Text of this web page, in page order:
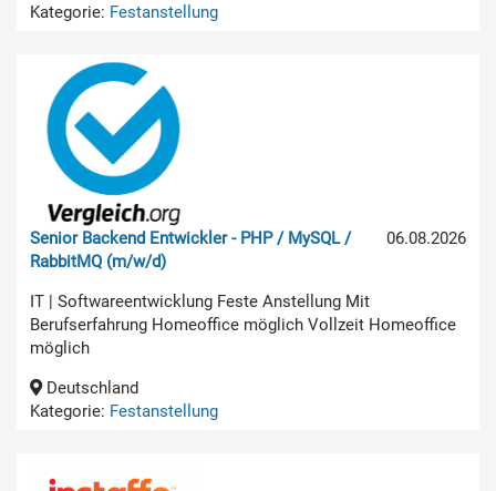
Kategorie: Festanstellung
06.08.2026
Senior Backend Entwickler - PHP / MySQL /
RabbitMQ (m/w/d)
IT | Softwareentwicklung Feste Anstellung Mit
Berufserfahrung Homeoffice möglich Vollzeit Homeoffice
möglich
Deutschland
Kategorie: Festanstellung